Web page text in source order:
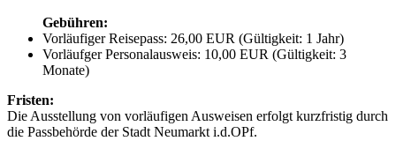
Gebühren:
Vorläufiger Reisepass: 26,00 EUR (Gültigkeit: 1 Jahr)
Vorläufger Personalausweis: 10,00 EUR (Gültigkeit: 3
Monate)
Fristen:
Die Ausstellung von vorläufigen Ausweisen erfolgt kurzfristig durch
die Passbehörde der Stadt Neumarkt i.d.OPf.